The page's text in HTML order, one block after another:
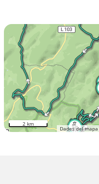
Dades del mapa
2 km